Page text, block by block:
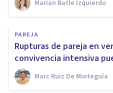
Marian Batle Izquierdo
PAREJA
Rupturas de pareja en
convivencia intensiva
Marc Ruiz De Minteguía